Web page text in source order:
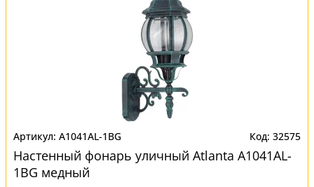
A1041AL-1BG 32575
Настенный фонарь уличный Atlanta A1041AL-
1BG медный